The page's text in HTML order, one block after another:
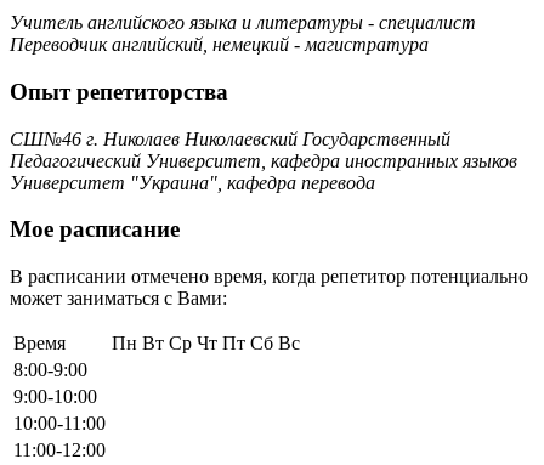
Учитель английского языка и литературы - специалист
Переводчик английский, немецкий - магистратура
Опыт репетиторства
СШ№46 г. Николаев Николаевский Государственный
Педагогический Университет, кафедра иностранных языков
Университет "Украина", кафедра перевода
Мое расписание
В расписании отмечено время, когда репетитор потенциально
может заниматься с Вами:
Время Пн Вт Ср Чт Пт Сб Вс
8:00-9:00
9:00-10:00
10:00-11:00
11:00-12:00